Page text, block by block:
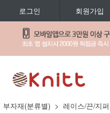
로그인 회원가입
부자재(분류별) 레이스/끈/지퍼